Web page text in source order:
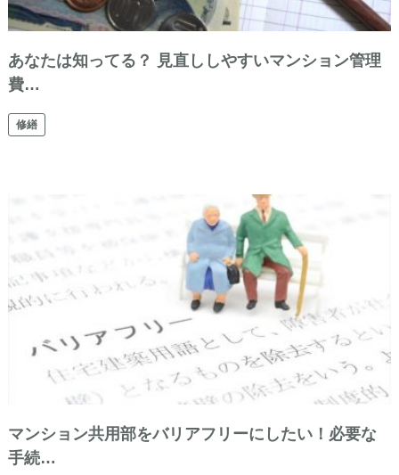
あなたは知ってる？ 見直ししやすいマンション管理
費…
修繕
マンション共用部をバリアフリーにしたい！必要な
手続…